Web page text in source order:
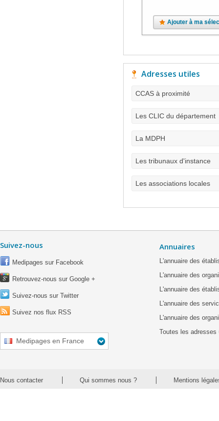
Ajouter à ma
Adresses utiles
CCAS à proximité
Les CLIC du département
La MDPH
Les tribunaux d'instance
Les associations locales
Suivez-nous
Medipages sur Facebook
Retrouvez-nous sur Google +
Suivez-nous sur Twitter
Suivez nos flux RSS
Medipages en France
Annuaires
L'annuaire des
L'annuaire des
L'annuaire des
L'annuaire des
L'annuaire des
Toutes les adresses
Nous contacter Qui sommes nous ? Mentions